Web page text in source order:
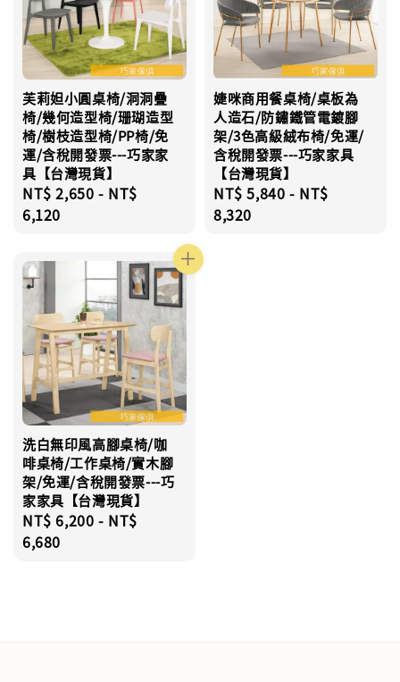
芙莉妲小圓桌椅/洞洞疊
椅/幾何造型椅/珊瑚造型
椅/樹枝造型椅/PP椅/免
運/含稅開發票---巧家家
具【台灣現貨】
Regular
price
NT$ 2,650 - NT$
6,120
婕咪商用餐桌椅/桌板為
人造石/防鏽鐵管電鍍腳
架/3色高級絨布椅/免運/
含稅開發票---巧家家具
【台灣現貨】
Regular
price
NT$ 5,840 - NT$
8,320
洗白無印風高腳桌椅/咖
啡桌椅/工作桌椅/實木腳
架/免運/含稅開發票---巧
家家具【台灣現貨】
Regular
price
NT$ 6,200 - NT$
6,680